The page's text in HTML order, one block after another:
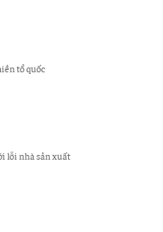
tổ quốc
lỗi nhà sản xuất